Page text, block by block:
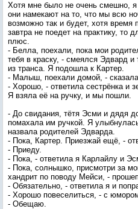
Хотя мне было не очень смешно,
они намекают на то, что мы всю
возможно так и будет, хотя
завтра не поедет на практику, то
плюс.
- Белла, поехали, пока мои
тебя в краску, - смеялся Эдвард
из транса. Я подошла к Картер.
- Малыш, поехали домой, -
- Хорошо, - ответила сестрёнка и
Я взяла её на ручку, и мы пошли.
- До свидания, тётя Эсми и дядя
помахала им ручкой. Я
назвала родителей Эдварда.
- Пока, Картер. Приезжай ещё, -
- Приеду.
- Пока, - ответила я Карлайлу и
- Пока, солнышко, присмотри за
хандрит по поводу Мейси, -
- Обязательно, - ответила я и
- Хорошо повеселиться, - с
- Обещаю.